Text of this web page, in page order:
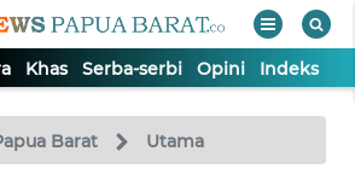
Khas Serba-serbi Opini Indeks
Barat Utama